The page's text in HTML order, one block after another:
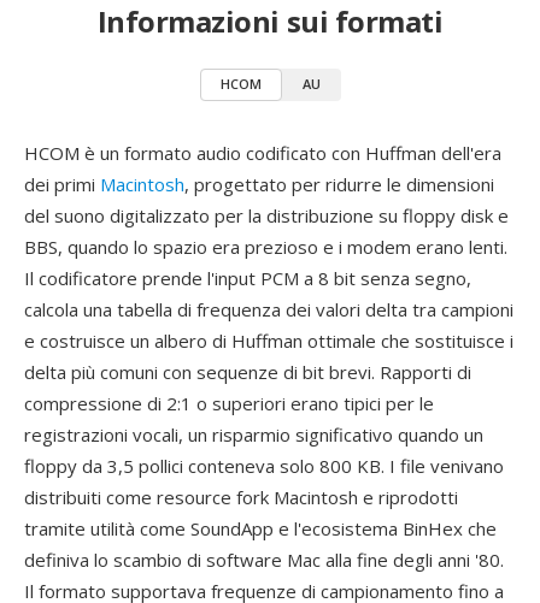
Informazioni sui formati
HCOM AU
HCOM è un formato audio codificato con Huffman dell'era
dei primi Macintosh, progettato per ridurre le dimensioni
del suono digitalizzato per la distribuzione su floppy disk e
BBS, quando lo spazio era prezioso e i modem erano lenti.
Il codificatore prende l'input PCM a 8 bit senza segno,
calcola una tabella di frequenza dei valori delta tra campioni
e costruisce un albero di Huffman ottimale che sostituisce i
delta più comuni con sequenze di bit brevi. Rapporti di
compressione di 2:1 o superiori erano tipici per le
registrazioni vocali, un risparmio significativo quando un
floppy da 3,5 pollici conteneva solo 800 KB. I file venivano
distribuiti come resource fork Macintosh e riprodotti
tramite utilità come SoundApp e l'ecosistema BinHex che
definiva lo scambio di software Mac alla fine degli anni '80.
Il formato supportava frequenze di campionamento fino a